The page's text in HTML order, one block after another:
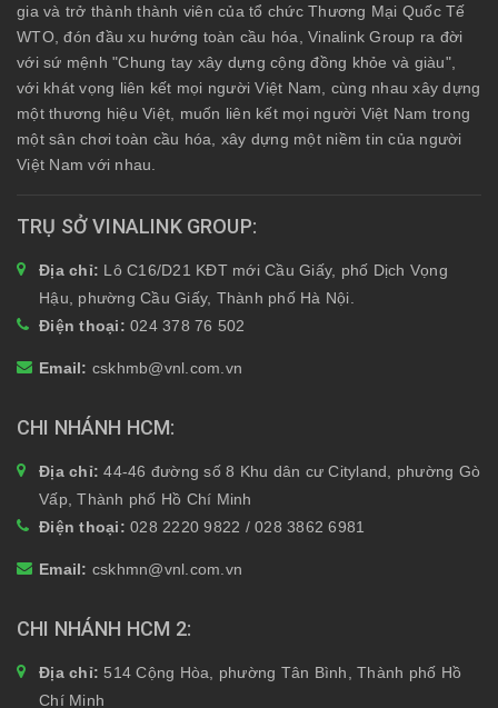
gia và trở thành thành viên của tổ chức Thương Mại Quốc Tế
WTO, đón đầu xu hướng toàn cầu hóa, Vinalink Group ra đời
với sứ mệnh "Chung tay xây dựng cộng đồng khỏe và giàu",
với khát vọng liên kết mọi người Việt Nam, cùng nhau xây dựng
một thương hiệu Việt, muốn liên kết mọi người Việt Nam trong
một sân chơi toàn cầu hóa, xây dựng một niềm tin của người
Việt Nam với nhau.
TRỤ SỞ VINALINK GROUP
Địa chỉ: Lô C16/D21 KĐT mới Cầu Giấy, phố Dịch Vọng
Hậu, phường Cầu Giấy, Thành phố Hà Nội.
Điện thoại: 024 378 76 502
Email: cskhmb@vnl.com.vn
CHI NHÁNH HCM
Địa chỉ:44-46 đường số 8 Khu dân cư Cityland, phường Gò
Vấp, Thành phố Hồ Chí Minh
Điện thoại: 028 2220 9822 / 028 3862 6981
Email: cskhmn@vnl.com.vn
CHI NHÁNH HCM 2
Địa chỉ: 514 Cộng Hòa, phường Tân Bình, Thành phố Hồ
Chí Minh